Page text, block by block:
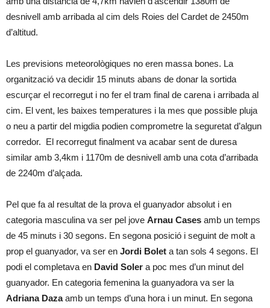
desnivell amb arribada al cim dels Roies del Cardet de 2450m
d’altitud.
Les previsions meteorològiques no eren massa bones. La
organització va decidir 15 minuts abans de donar la sortida
escurçar el recorregut i no fer el tram final de carena i arribada al
cim. El vent, les baixes temperatures i la mes que possible pluja
o neu a partir del migdia podien comprometre la seguretat d’algun
corredor. El recorregut finalment va acabar sent de duresa
similar amb 3,4km i 1170m de desnivell amb una cota d’arribada
de 2240m d’alçada.
Pel que fa al resultat de la prova el guanyador absolut i en
categoria masculina va ser pel jove Arnau Cases amb un temps
de 45 minuts i 30 segons. En segona posició i seguint de molt a
prop el guanyador, va ser en Jordi Bolet a tan sols 4 segons. El
podi el completava en David Soler a poc mes d’un minut del
guanyador. En categoria femenina la guanyadora va ser la
Adriana Dazaamb un temps d’una hora i un minut. En segona